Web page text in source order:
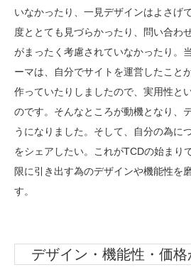
いなかったり、一見デザインはよさげ
度ととても見づらかったり、問い合わ
がまったく考慮されていなかったり。
ーマは、自分でサイトを運営したこと
作っていたりしましたので、実用性と
のです。そんなところが動機となり、
うになりました。そして、自分の為に
をシェアしたい。これがTCDの始まり
限に引き出す為のデザインや機能性を
す。
デザイン・機能性・価